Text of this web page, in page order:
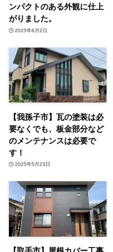
ンパクトのある外観に仕上
がりました。
2025年6月2日
【我孫子市】瓦の塗装は必
要なくでも、板金部分など
のメンテナンスは必要で
す！
2025年5月23日